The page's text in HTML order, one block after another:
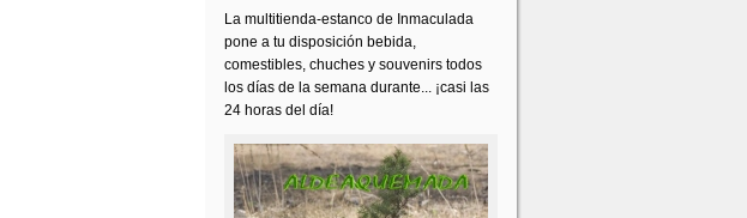
La multitienda-estanco de Inmaculada
pone a tu disposición bebida,
comestibles, chuches y souvenirs todos
los días de la semana durante... ¡casi las
24 horas del día!